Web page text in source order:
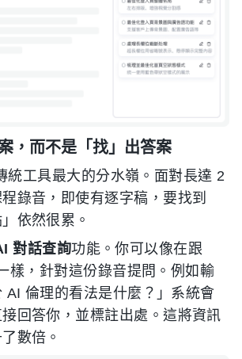
，而不是「找」出答案
統工具最大的分水嶺。面對長達 2
錄音，即使有逐字稿，要找到
依然很累。
對話查詢功能。你可以像在跟
樣，針對這份錄音提問。例如輸
AI 倫理的看法是什麼？」系統會
回答你，並標註出處。這將資訊
數倍。